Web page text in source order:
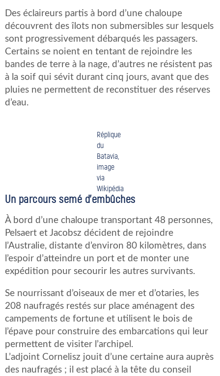
Des éclaireurs partis à bord d’une chaloupe
découvrent des îlots non submersibles sur lesquels
sont progressivement débarqués les passagers.
Certains se noient en tentant de rejoindre les
bandes de terre à la nage, d’autres ne résistent pas
à la soif qui sévit durant cinq jours, avant que des
pluies ne permettent de reconstituer des réserves
d’eau.
Réplique
du
Batavia,
image
via
Wikipédia
Un parcours semé d’embûches
À bord d’une chaloupe transportant 48 personnes,
Pelsaert et Jacobsz décident de rejoindre
l’Australie, distante d’environ 80 kilomètres, dans
l’espoir d’atteindre un port et de monter une
expédition pour secourir les autres survivants.
Se nourrissant d’oiseaux de mer et d’otaries, les
208 naufragés restés sur place aménagent des
campements de fortune et utilisent le bois de
l’épave pour construire des embarcations qui leur
permettent de visiter l’archipel.
L’adjoint Cornelisz jouit d’une certaine aura auprès
des naufragés ; il est placé à la tête du conseil